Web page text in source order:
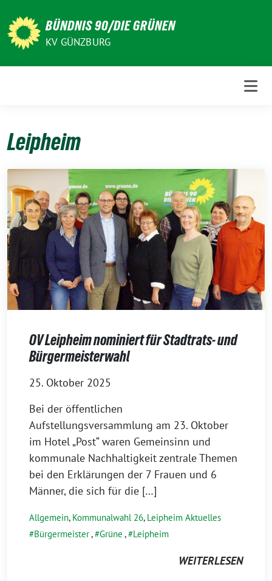
zum
Inhalt
BÜNDNIS 90/DIE GRÜNEN
KV GÜNZBURG
Leipheim
OV Leipheim nominiert für Stadtrats- und
Bürgermeisterwahl
25. Oktober 2025
Bei der öffentlichen
Aufstellungsversammlung am 23. Oktober
im Hotel „Post“ waren Gemeinsinn und
kommunale Nachhaltigkeit zentrale Themen
bei den Erklärungen der 7 Frauen und 6
Männer, die sich für die […]
Allgemein, Kommunalwahl 26, Leipheim Aktuelles
Bürgermeister, Grüne , Leipheim
WEITERLESEN